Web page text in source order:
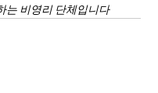
는 비영리 단체입니다